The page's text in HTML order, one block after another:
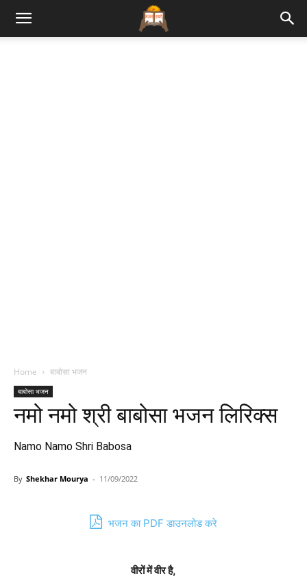
Bhajan
Home बाबोसा भजन
बाबोसा भजन
नमो नमो श्री बाबोसा भजन लिरिक्स
Namo Namo Shri Babosa
By Shekhar Mourya - 11/09/2022
भजन का PDF डाउनलोड करे
वीरों में वीर है,